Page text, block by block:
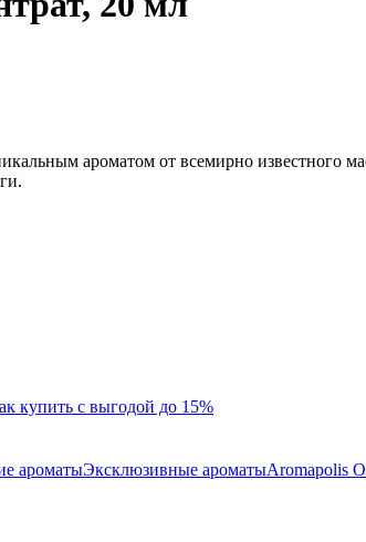
ароматом от всемирно известного
купить с выгодой до 15%
ароматыЭксклюзивные ароматыAromapolis